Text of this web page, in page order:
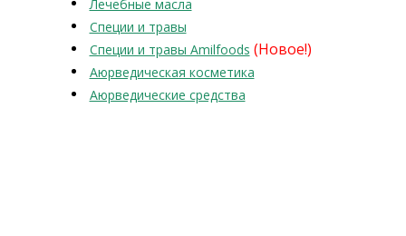
Лечебные масла
Специи и травы
Специи и травы Amilfoods (Новое!)
Аюрведическая косметика
Аюрведические средства